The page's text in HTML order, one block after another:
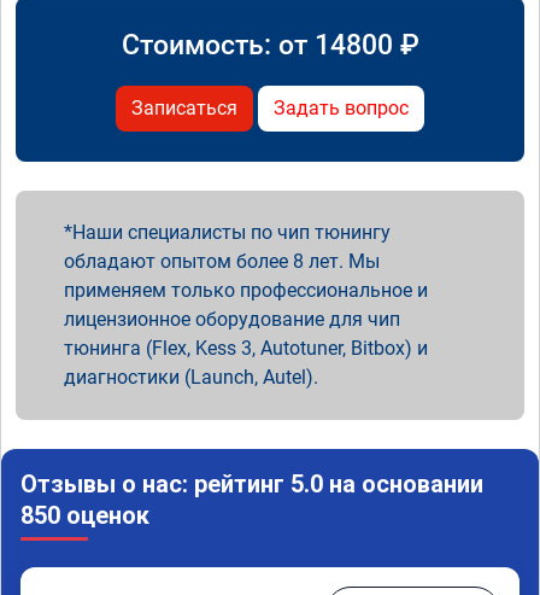
Стоимость: от 14800 ₽
Записаться Задать вопрос
Наши специалисты по чип тюнингу
обладают опытом более 8 лет. Мы
применяем только профессиональное и
лицензионное оборудование для чип
тюнинга (Flex, Kess 3, Autotuner, Bitbox) и
диагностики (Launch, Autel).
Отзывы о нас: рейтинг 5.0 на основании
850 оценок